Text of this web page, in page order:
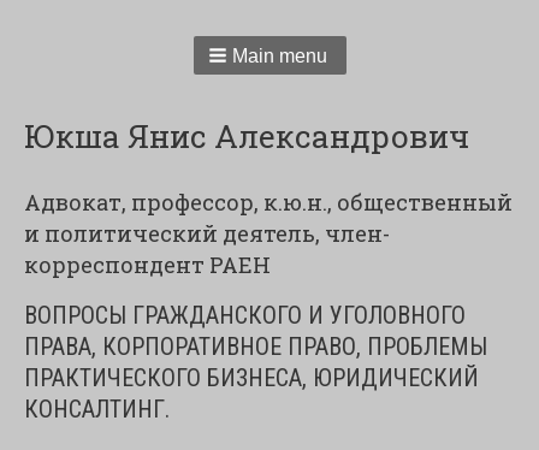
Main menu
Юкша Янис Александрович
Адвокат, профессор, к.ю.н., общественный
и политический деятель, член-
корреспондент РАЕН
ВОПРОСЫ ГРАЖДАНСКОГО И УГОЛОВНОГО
ПРАВА, КОРПОРАТИВНОЕ ПРАВО, ПРОБЛЕМЫ
ПРАКТИЧЕСКОГО БИЗНЕСА, ЮРИДИЧЕСКИЙ
КОНСАЛТИНГ.